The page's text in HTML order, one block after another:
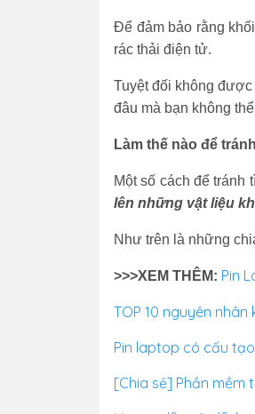
Để đảm bảo rằng
rác thải điện tử.
Tuyệt đối không
đâu mà bạn không
Làm thế nào để
Một số cách để tránh
lên những vật liệu
Như trên là những
>>>XEM THÊM: Pin
TOP 10 nguyên
Pin laptop có cấu
[Chia sẻ] Phần mềm